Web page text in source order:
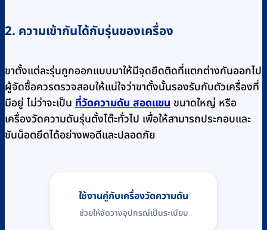
2. ความเข้ากันได้กับรุ่นของเครื่อง
ขาตั้งแต่ละรุ่นถูกออกแบบมาให้มีจุดยึดติดที่แตกต่างกันออกไป
ผู้จัดซื้อควรตรวจสอบให้แน่ใจว่าขาตั้งนั้นรองรับกับตัวเครื่องที่
มีอยู่ ไม่ว่าจะเป็น ที่วัดความดัน สอดแขน ขนาดใหญ่ หรือ
เครื่องวัดความดันรุ่นตั้งโต๊ะทั่วไป เพื่อให้สามารถประกอบและ
ขันน็อตยึดได้อย่างพอดีและปลอดภัย
ใช้งานคู่กับเครื่องวัดความดัน
ช่วยให้จัดวางอุปกรณ์เป็นระเบียบ